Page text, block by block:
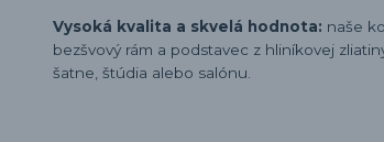
Vysoká kvalita a skvelá hodnota: naše
bezšvový rám a podstavec z hliníkovej
šatne, štúdia alebo salónu.